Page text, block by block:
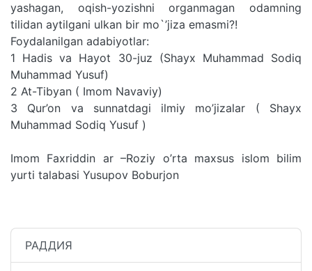
yashagan, oqish-yozishni organmagan odamning
tilidan aytilgani ulkan bir mo`’jiza emasmi?!
Foydalanilgan adabiyotlar:
1 Hadis va Hayot 30-juz (Shayx Muhammad Sodiq
Muhammad Yusuf)
2 At-Tibyan ( Imom Navaviy)
3 Qur’on va sunnatdagi ilmiy mo’jizalar ( Shayx
Muhammad Sodiq Yusuf )
Imom Faxriddin ar –Roziy o’rta maxsus islom bilim
yurti talabasi Yusupov Boburjon
РАДДИЯ